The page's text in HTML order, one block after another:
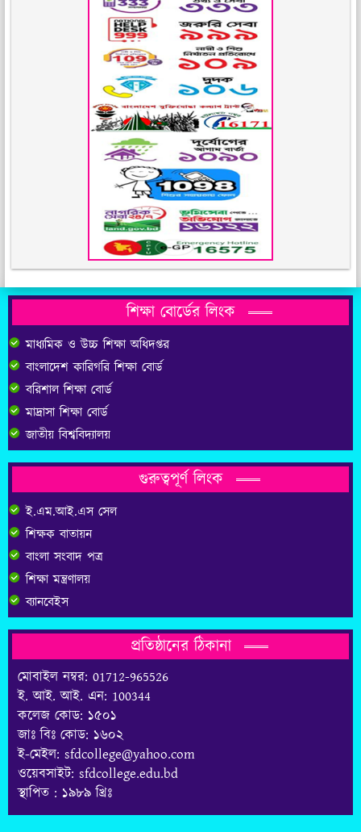
শিক্ষা বোর্ডের লিংক
মাধ্যমিক ও উচ্চ শিক্ষা অধিদপ্তর
বাংলাদেশ কারিগরি শিক্ষা বোর্ড
বরিশাল শিক্ষা বোর্ড
মাদ্রাসা শিক্ষা বোর্ড
জাতীয় বিশ্ববিদ্যালয়
গুরুত্বপূর্ণ লিংক
ই.এম.আই.এস সেল
শিক্ষক বাতায়ন
বাংলা সংবাদ পত্র
শিক্ষা মন্ত্রণালয়
ব্যানবেইস
প্রতিষ্ঠানের ঠিকানা
মোবাইল নম্বর: 01712-965526
ই. আই. আই. এন: 100344
কলেজ কোড: ১৫০১
জাঃ বিঃ কোড: ১৬০২
ই-মেইল: sfdcollege@yahoo.com
ওয়েবসাইট: sfdcollege.edu.bd
স্থাপিত : ১৯৮৯ খ্রিঃ